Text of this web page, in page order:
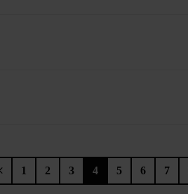
1 2 3 4 5 6 7